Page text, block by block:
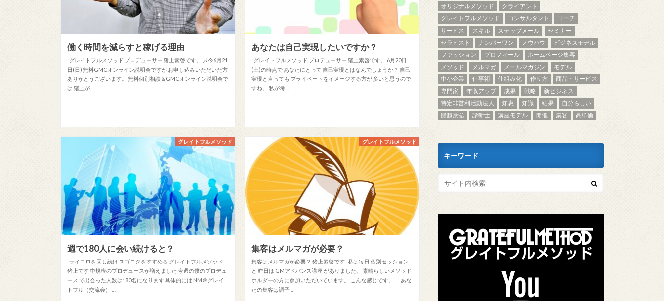
働く時間を減らすと稼げる理由
グレイトフルメソッド プロデューサー 猪上素啓です。 只今6月21
日(日) 無料GMCオンライン説明会ですが お申し込みいただいた方
ありがとうございます。 無料個別相談＆GMCオンライン説明会で
は 猪上が…
あなたは自己実現したいですか？
グレイトフルメソッド プロデューサー 猪上素啓です。 6月20日
(土)の時点で あなたにとって 自己実現とはなんでしょうか？ 自己
実現と言っても プライベートをイメージする方が 多いと思うので
すね。 私が考…
グレイトフルメソッド
週で180人に会い続けると？
サイコロを回し続け スゴロクをすすめる グレイトフルメソッド
猪上です 中規模のプロデュースが増えました 今週の僕のプロデュ
ース で出会った人数は180名になります 具体的には NM＠グレイ
トフル（交流会） …
グレイトフルメソッド
集客はメルマガが必要？
集客はメルマガが必要？ 猪上素啓です 私は毎日 個別セッション
と 昨日は GMアドバンス講座 がありました。 素晴らしいメソッド
ホルダーの方に参加いただいています。 こんな感じです。 あな
たの集客は調子…
オリジナルメソッド
クライアント
グレイトフルメソッド
コンサルタント
コーチ
サービス
スキル ステップメール
セミナー
セラピスト
ナンバーワン ノウハウ
ビジネスモデル
ファッション
プロフィール
ホームページ集客
メソッド
メルマガ メールマガジン
モデル
中小企業
仕事術 仕組み化 作り方
商品・サービス
専門家
年収アップ 成果 戦略
新ビジネス
特定非営利活動法人
知恵 知識 結果
自分らしい
船越康弘
診断士 講座モデル 開催 集客 高単価
キーワード